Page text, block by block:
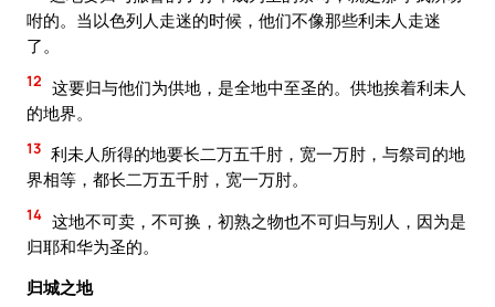
咐的。当以色列人走迷的时候，他们不像那些利未人走迷
了。
12 这要归与他们为供地，是全地中至圣的。供地挨着利未人
的地界。
13 利未人所得的地要长二万五千肘，宽一万肘，与祭司的地
界相等，都长二万五千肘，宽一万肘。
14 这地不可卖，不可换，初熟之物也不可归与别人，因为是
归耶和华为圣的。
归城之地